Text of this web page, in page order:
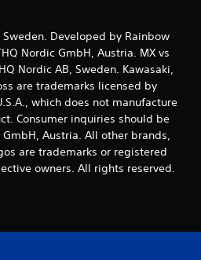
Developed by Rainbow
Nordic GmbH, Austria. MX vs
Nordic AB, Sweden. Kawasaki,
are trademarks licensed by
which does not manufacture
Consumer inquiries should be
Austria. All other brands,
are trademarks or registered
owners. All rights reserved.